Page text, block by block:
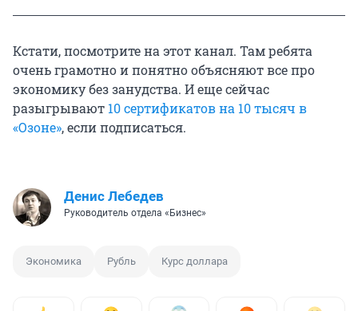
Кстати, посмотрите на этот канал. Там ребята
очень грамотно и понятно объясняют все про
экономику без занудства. И еще сейчас
разыгрывают 10 сертификатов на 10 тысяч в
«Озоне», если подписаться.
Денис Лебедев
Руководитель отдела «Бизнес»
Экономика Рубль Курс доллара